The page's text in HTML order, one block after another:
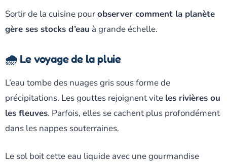
Sortir de la cuisine pourobserver comment la planète
gère ses stocks d’eau à grande échelle.
🌧️ Le voyage de la pluie
L’eau tombe des nuages gris sous forme de
précipitations. Les gouttes rejoignent vite les rivières ou
les fleuves. Parfois, elles se cachent plus profondément
dans les nappes souterraines.
Le sol boit cette eau liquide avec une gourmandise